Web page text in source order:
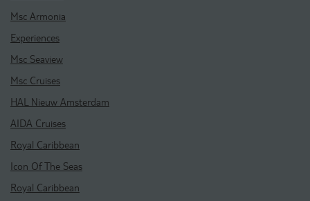
Msc Armonia
Experiences
Msc Seaview
Msc Cruises
HAL Nieuw Amsterdam
AIDA Cruises
Royal Caribbean
Icon Of The Seas
Royal Caribbean